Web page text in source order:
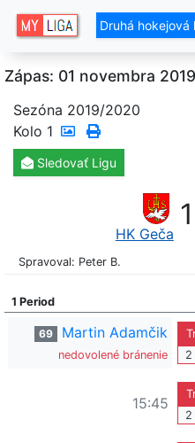
Druhá hokejová
Zápas: 01 novembra
Sezóna 2019/2020
Kolo 1
Sledovať Ligu
HK Geča
1
Spravoval: Peter B.
1 Period
69 Martin Adamčik
nedovolené bránenie
2
15:45
2